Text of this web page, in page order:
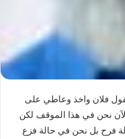
نقول فلان واخذ وعاطي على
نحن في هذا الموقف لكن
فرح بل نحن في حالة فزع